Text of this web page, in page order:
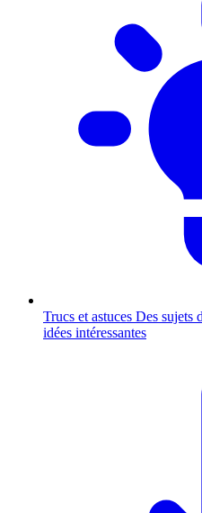
Trucs et astuces Des sujets
idées intéressantes